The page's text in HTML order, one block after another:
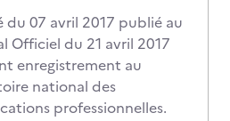
du 07 avril 2017 publié au
Officiel du 21 avril 2017
enregistrement au
national des
professionnelles.